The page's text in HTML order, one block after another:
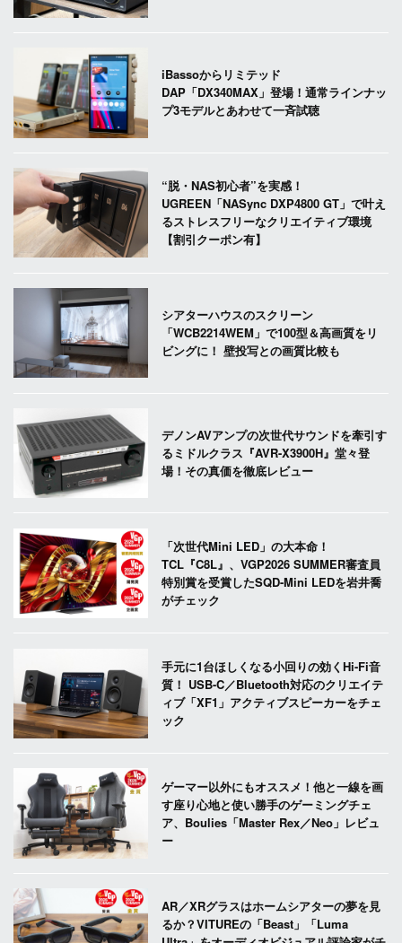
iBassoからリミテッド
DAP「DX340MAX」登場！通常ラインナッ
プ3モデルとあわせて一斉試聴
“脱・NAS初心者”を実感！
UGREEN「NASync DXP4800 GT」で叶え
るストレスフリーなクリエイティブ環境
【割引クーポン有】
シアターハウスのスクリーン
「WCB2214WEM」で100型＆高画質をリ
ビングに！ 壁投写との画質比較も
デノンAVアンプの次世代サウンドを牽引す
るミドルクラス『AVR-X3900H』堂々登
場！その真価を徹底レビュー
「次世代Mini LED」の大本命！
TCL『C8L』、VGP2026 SUMMER審査員
特別賞を受賞したSQD-Mini LEDを岩井喬
がチェック
手元に1台ほしくなる小回りの効くHi-Fi音
質！ USB-C／Bluetooth対応のクリエイテ
ィブ「XF1」アクティブスピーカーをチェ
ック
ゲーマー以外にもオススメ！他と一線を画
す座り心地と使い勝手のゲーミングチェ
ア、Boulies「Master Rex／Neo」レビュ
ー
AR／XRグラスはホームシアターの夢を見
るか？VITUREの「Beast」「Luma